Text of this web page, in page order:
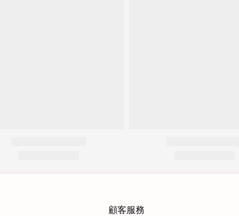
顧客服務